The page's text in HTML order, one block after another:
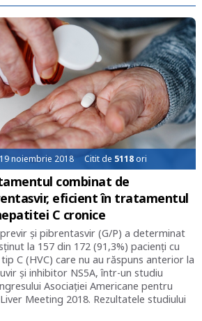
19 noiembrie 2018 Citit de 5118ori
combinat de
eficient în tratamentul
C cronice
și pibrentasvir (G/P) a determinat
la 157 din 172 (91,3%) pacienți cu
C (HVC) care nu au răspuns anterior la
și inhibitor NS5A, într-un studiu
Asociației Americane pentru
Meeting 2018. Rezultatele studiului